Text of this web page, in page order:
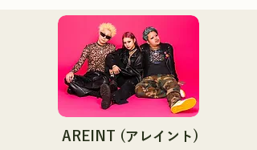
滑走屋場内アナウンス、ク
リスマスアドベント、イス
ラデサルサ、福岡ウィニン
グスピリッツのスタジアム
DJ、金鷲旗、山笠関連イベ
ント、地域イベント、
Ramen Tech2025(global
summit)、福岡市武道館オー
2024年10月より音楽活動を
福岡を中心にブッキングラ
イブや路上ライブなど精力
的に活動を行っている。
2025年11月22日にはファー
催。
行
小説を元にした楽しくどこ
か哀愁のある楽曲に注
目！！
・バンド概要
AREINT (アレイント)